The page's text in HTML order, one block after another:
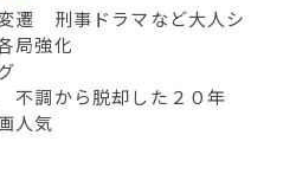
遷 刑事ドラマなど大人シ
局強化
不調から脱却した２０年
人気